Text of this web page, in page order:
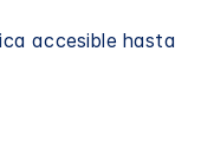
accesible hasta